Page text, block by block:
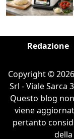
Redazione
Copyright ©
Srl - Viale Sarca
Questo blog
viene
pertanto
della